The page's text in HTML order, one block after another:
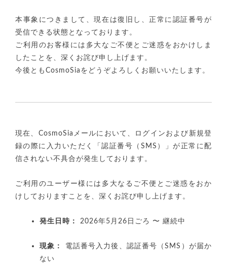
本事象につきまして、現在は復旧し、正常に認証番号が
受信できる状態となっております。
ご利用のお客様には多大なご不便とご迷惑をおかけしま
したことを、深くお詫び申し上げます。
今後ともCosmoSiaをどうぞよろしくお願いいたします。
現在、CosmoSiaメールにおいて、ログインおよび新規登
録の際に入力いただく「認証番号（SMS）」が正常に配
信されない不具合が発生しております。
ご利用のユーザー様には多大なるご不便とご迷惑をおか
けしておりますことを、深くお詫び申し上げます。
発生日時： 2026年5月26日ごろ 〜 継続中
現象：
電話番号入力後、認証番号（SMS）が届か
ない